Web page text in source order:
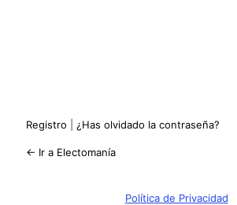
Registro ¿Has olvidado la contraseña?
← Ir a Electomanía
Política de Privacidad